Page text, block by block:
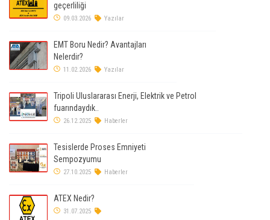
geçerliliği
09.03.2026 Yazılar
EMT Boru Nedir? Avantajları
Nelerdir?
11.02.2026 Yazılar
Tripoli Uluslararası Enerji, Elektrik ve Petrol
fuarındaydık..
26.12.2025 Haberler
Tesislerde Proses Emniyeti
Sempozyumu
27.10.2025 Haberler
ATEX Nedir?
31.07.2025